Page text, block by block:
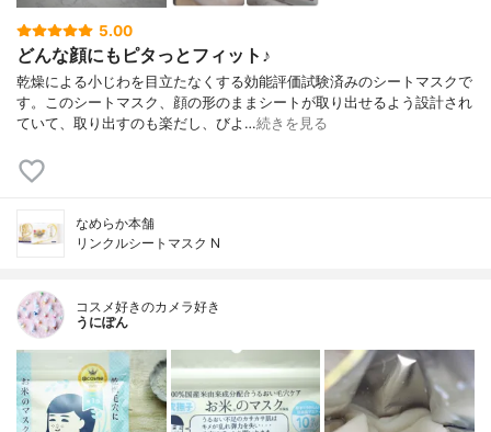
5.00
どんな顔にもピタっとフィット♪
乾燥による小じわを目立たなくする効能評価試験済みのシートマスクで
す。このシートマスク、顔の形のままシートが取り出せるよう設計され
ていて、取り出すのも楽だし、びよ…続きを見る
なめらか本舗
リンクルシートマスク N
コスメ好きのカメラ好き
うにぽん